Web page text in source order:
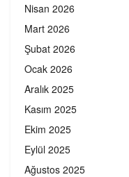
Nisan 2026
Mart 2026
Şubat 2026
Ocak 2026
Aralık 2025
Kasım 2025
Ekim 2025
Eylül 2025
Ağustos 2025